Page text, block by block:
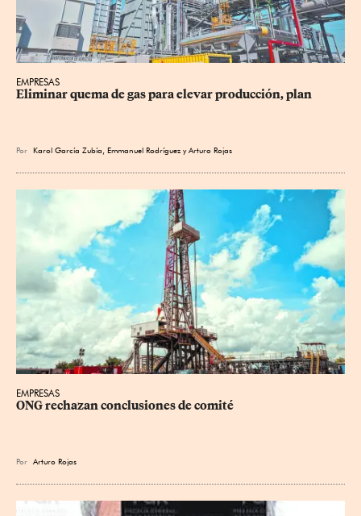
EMPRESAS
Eliminar quema de gas para elevar producción, plan
Por Karol García Zubía Emmanuel Rodríguez yArturo Rojas
EMPRESAS
ONG rechazan conclusiones de comité
Por Arturo Rojas